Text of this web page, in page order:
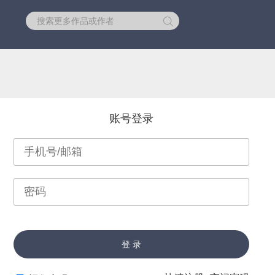
账号登录
登 录